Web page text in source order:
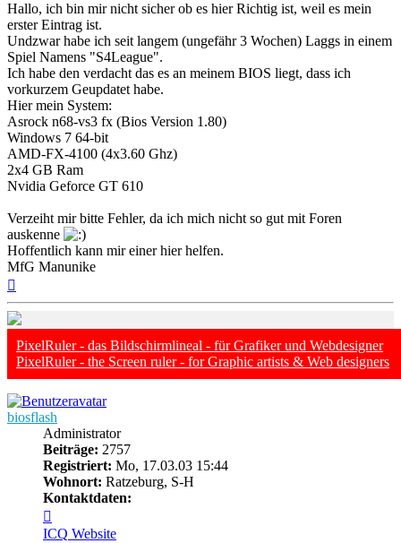
Hallo, ich bin mir nicht sicher ob es hier Richtig ist, weil es mein
erster Eintrag ist.
Undzwar habe ich seit langem (ungefähr 3 Wochen) Laggs in einem
Spiel Namens "S4League".
Ich habe den verdacht das es an meinem BIOS liegt, dass ich
vorkurzem Geupdatet habe.
Hier mein System:
Asrock n68-vs3 fx (Bios Version 1.80)
Windows 7 64-bit
AMD-FX-4100 (4x3.60 Ghz)
2x4 GB Ram
Nvidia Geforce GT 610
Verzeiht mir bitte Fehler, da ich mich nicht so gut mit Foren
auskenne
Hoffentlich kann mir einer hier helfen.
MfG Manunike
PixelRuler - das Bildschirmlineal - für Grafiker und Webdesigner
PixelRuler - the Screen ruler - for Graphic artists & Web designers
biosflash
Administrator
Beiträge: 2757
Registriert: Mo, 17.03.03 15:44
Wohnort: Ratzeburg, S-H
Kontaktdaten:
von
ICQ Website